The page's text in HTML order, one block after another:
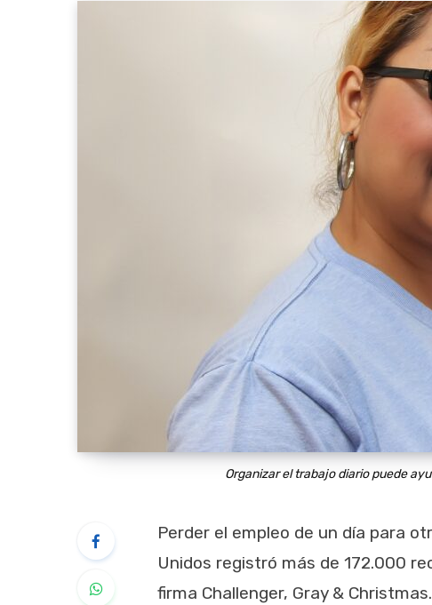
Organizar el trabajo diario puede
Perder el empleo de un día para
Unidos registró más de 172.000
firma Challenger, Gray &